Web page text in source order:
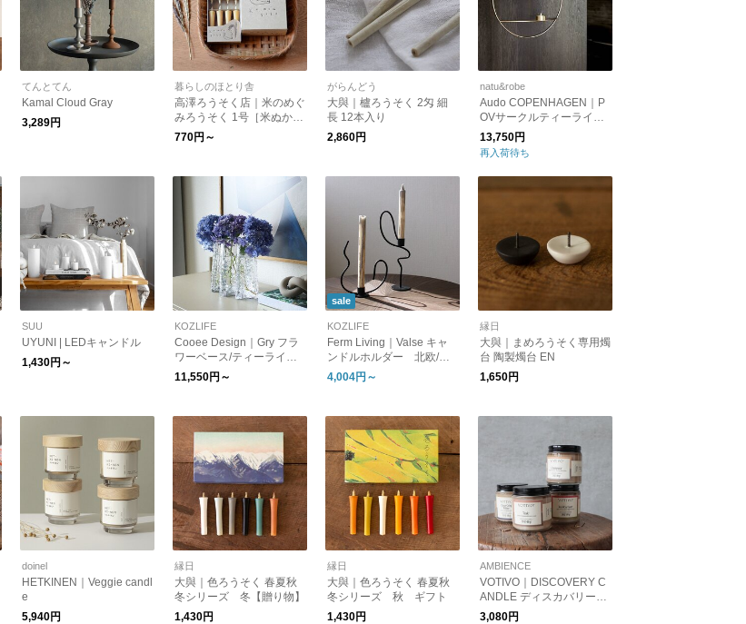
てんとてん
Kamal Cloud Gray
3,289円
暮らしのほとり舎
高澤ろうそく店｜米のめぐ
みろうそく 1号［米ぬか
油・和ろうそく・日本製］
770円～
がらんどう
大與｜櫨ろうそく 2匁 細
長 12本入り
2,860円
natu&robe
Audo COPENHAGEN｜P
OVサークルティーライト
キャンドルホルダー Lサ
イズ
13,750円
再入荷待ち
SUU
UYUNI | LEDキャンドル
1,430円～
KOZLIFE
Cooee Design｜Gry フラ
ワーベース/ティーライト
キャンドルホルダー
11,550円～
sale
KOZLIFE
Ferm Living｜Valse キャ
ンドルホルダー 北欧/日
本正規販売店品【国内在庫
あり】
4,004円～
縁日
大與｜まめろうそく専用燭
台 陶製燭台 EN
1,650円
doinel
HETKINEN｜Veggie candl
e
5,940円
縁日
大與｜色ろうそく 春夏秋
冬シリーズ 冬【贈り物】
1,430円
縁日
大與｜色ろうそく 春夏秋
冬シリーズ 秋 ギフト
1,430円
AMBIENCE
VOTIVO｜DISCOVERY C
ANDLE ディスカバリーキ
ャンドル
3,080円